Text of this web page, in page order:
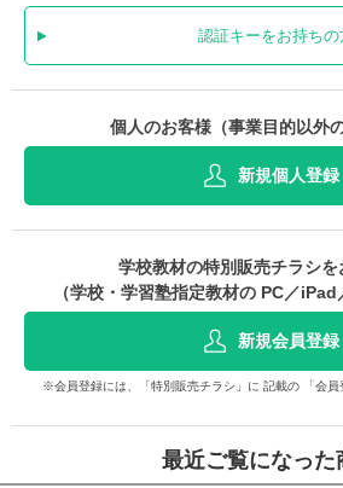
認証キーをお持ちの
個人のお客様（事業目的以外
新規個人登録
学校教材の特別販売チラシを
（学校・学習塾指定教材の PC／iPad
新規会員登録
※会員登録には、「特別販売チラシ」に 記載の 「会員
最近ご覧になった